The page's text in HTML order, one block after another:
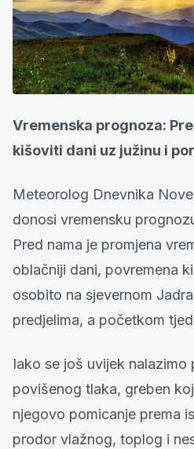
Vremenska prognoza:
kišoviti dani uz južinu i
Meteorolog Dnevnika
donosi vremensku
Pred nama je promjena
oblačniji dani, povremena
osobito na sjevernom
predjelima, a početkom
Iako se još uvijek nalazimo
povišenog tlaka, greben
njegovo pomicanje prema
prodor vlažnog, toplog i